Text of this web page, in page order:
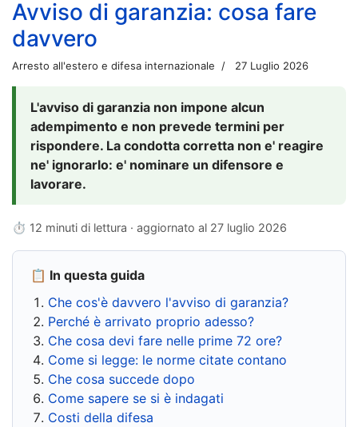
Avviso di garanzia: cosa fare
davvero
Arresto all'estero e difesa internazionale 27 Luglio 2026
L'avviso di garanzia non impone alcun
adempimento e non prevede termini per
rispondere. La condotta corretta non e' reagire
ne' ignorarlo: e' nominare un difensore e
lavorare.
⏱ 12 minuti di lettura · aggiornato al 27 luglio 2026
📋 In questa guida
Che cos'è davvero l'avviso di garanzia?
Perché è arrivato proprio adesso?
Che cosa devi fare nelle prime 72 ore?
Come si legge: le norme citate contano
Che cosa succede dopo
Come sapere se si è indagati
Costi della difesa